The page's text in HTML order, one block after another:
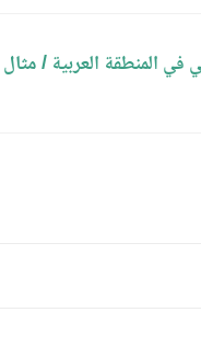
في المنطقة العربية /